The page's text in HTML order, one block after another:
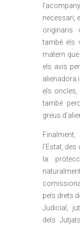
necessari,
originaris
també els
matern
els avis
alienadora i
els oncles,
també
greus
l’Estat,
la
pels drets
Judicial,
dels